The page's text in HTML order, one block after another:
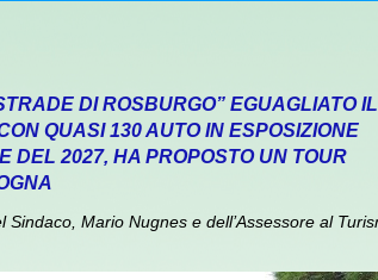
DI ROSBURGO” EGUAGLIATO IL
QUASI 130 AUTO IN ESPOSIZIONE
DEL 2027, HA PROPOSTO UN TOUR
Mario Nugnes e dell’Assessore al